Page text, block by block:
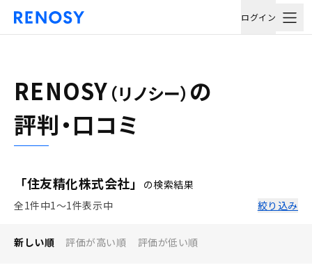
ログイン
RENOSY （リノシー） の
評判・口コミ
「住友精化株式会社」
の検索結果
全1件中1〜1件表示中
絞り込み
新しい順 評価が高い順 評価が低い順